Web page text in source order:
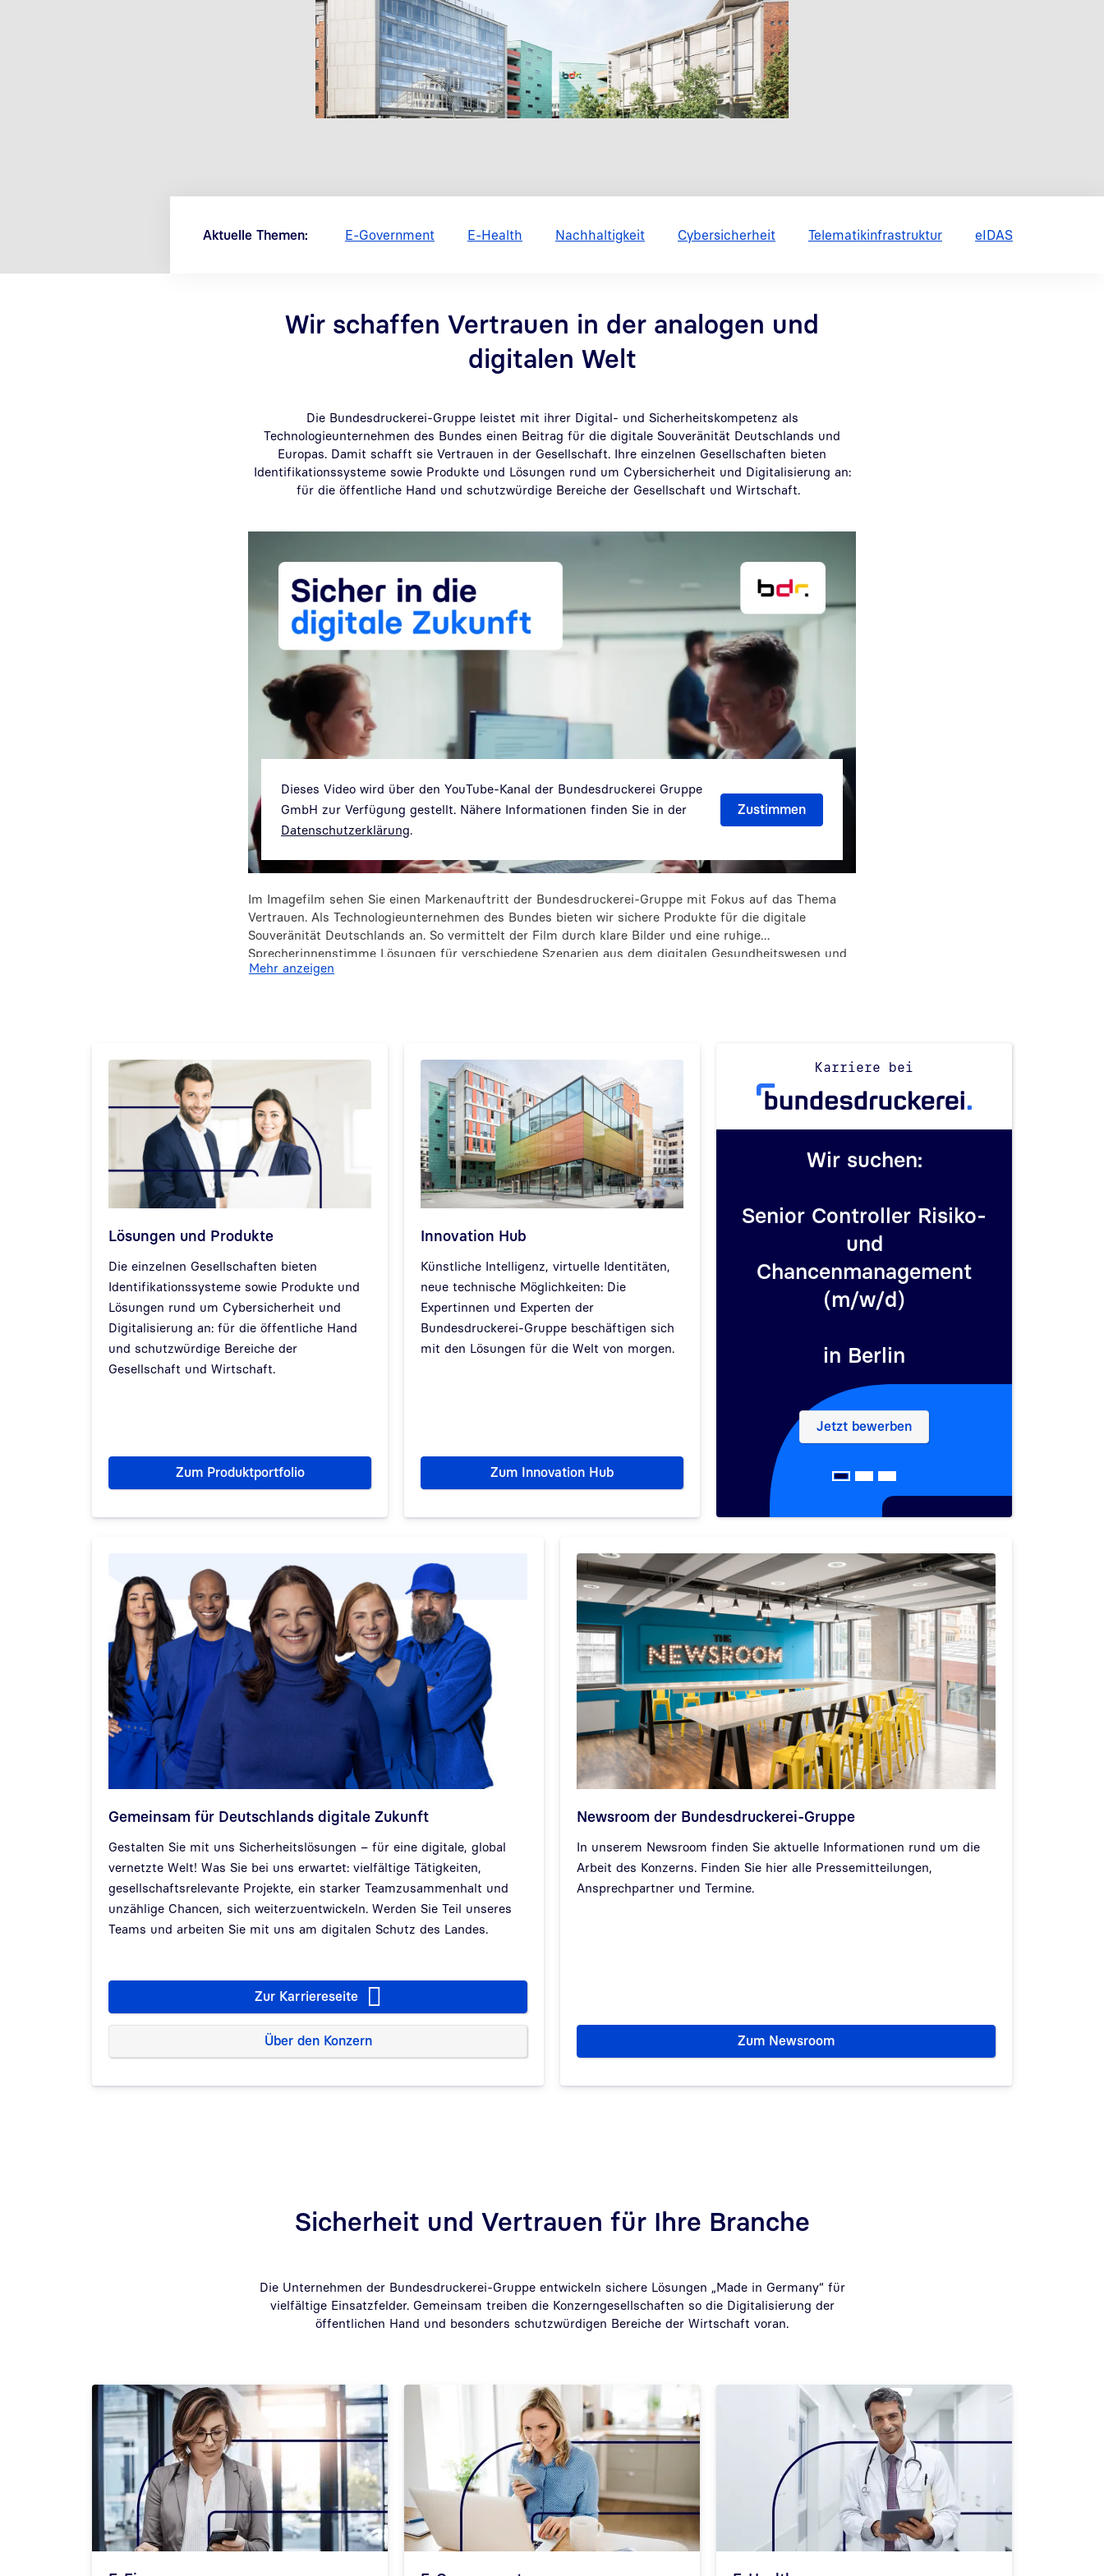
Aktuelle Themen: E-Government E-Health Nachhaltigkeit Cybersicherheit Telematikinfrastruktur eIDAS
Wir schaffen Vertrauen in der analogen und
digitalen Welt
Die Bundesdruckerei-Gruppe leistet mit ihrer Digital- und Sicherheitskompetenz als
Technologieunternehmen des Bundes einen Beitrag für die digitale Souveränität Deutschlands und
Europas. Damit schafft sie Vertrauen in der Gesellschaft. Ihre einzelnen Gesellschaften bieten
Identifikationssysteme sowie Produkte und Lösungen rund um Cybersicherheit und Digitalisierung an:
für die öffentliche Hand und schutzwürdige Bereiche der Gesellschaft und Wirtschaft.
Dieses Video wird über den YouTube-Kanal der Bundesdruckerei Gruppe
GmbH zur Verfügung gestellt. Nähere Informationen finden Sie in der
Datenschutzerklärung.
Im Imagefilm sehen Sie einen Markenauftritt der Bundesdruckerei-Gruppe mit Fokus auf das Thema
Vertrauen. Als Technologieunternehmen des Bundes bieten wir sichere Produkte für die digitale
Souveränität Deutschlands an. So vermittelt der Film durch klare Bilder und eine ruhige
Sprecherinnenstimme Lösungen für verschiedene Szenarien aus dem digitalen Gesundheitswesen und
der digitalen Verwaltung, zum Beispiel Bürgerämter, Arztpraxen und den Arbeitsplatz. Dabei werden
Mehr anzeigen
Lösungen und Produkte
Die einzelnen Gesellschaften bieten
Identifikationssysteme sowie Produkte und
Lösungen rund um Cybersicherheit und
Digitalisierung an: für die öffentliche Hand
und schutzwürdige Bereiche der
Gesellschaft und Wirtschaft.
Zum Produktportfolio
Innovation Hub
Künstliche Intelligenz, virtuelle Identitäten,
neue technische Möglichkeiten: Die
Expertinnen und Experten der
Bundesdruckerei-Gruppe beschäftigen sich
mit den Lösungen für die Welt von morgen.
Zum Innovation Hub
Karriere bei
Wir suchen:
Senior Controller Risiko-
und
Chancenmanagement
(m/w/d)
in Berlin
Jetzt bewerben– Senior Controller Risiko- und
Gemeinsam für Deutschlands digitale Zukunft
Gestalten Sie mit uns Sicherheitslösungen – für eine digitale, global
vernetzte Welt! Was Sie bei uns erwartet: vielfältige Tätigkeiten,
gesellschaftsrelevante Projekte, ein starker Teamzusammenhalt und
unzählige Chancen, sich weiterzuentwickeln. Werden Sie Teil unseres
Teams und arbeiten Sie mit uns am digitalen Schutz des Landes.
Zur Karriereseite
Über den Konzern
Newsroom der Bundesdruckerei-Gruppe
In unserem Newsroom finden Sie aktuelle Informationen rund um die
Arbeit des Konzerns. Finden Sie hier alle Pressemitteilungen,
Ansprechpartner und Termine.
Zum Newsroom
Sicherheit und Vertrauen für Ihre Branche
Die Unternehmen der Bundesdruckerei-Gruppe entwickeln sichere Lösungen „Made in Germany“ für
vielfältige Einsatzfelder. Gemeinsam treiben die Konzerngesellschaften so die Digitalisierung der
öffentlichen Hand und besonders schutzwürdigen Bereiche der Wirtschaft voran.